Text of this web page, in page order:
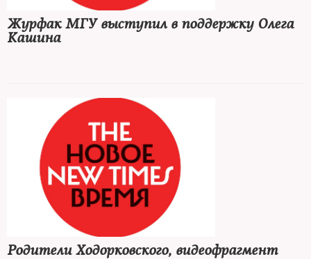
Журфак МГУ выступил в поддержку Олега
Кашина
Родители Ходорковского, видеофрагмент